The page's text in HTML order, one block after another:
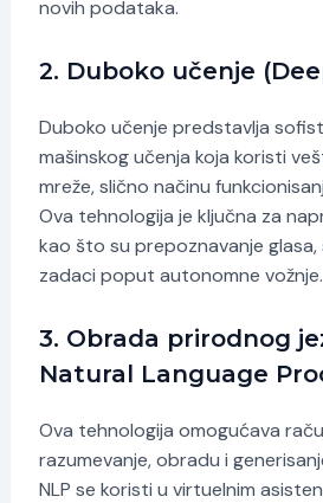
novih podataka.
2. Duboko učenje
Duboko učenje predstavlja
mašinskog učenja koja koristi
mreže, slično načinu
Ova tehnologija je ključna za
kao što su prepoznavanje glasa,
zadaci poput autonomne vožnje.
3. Obrada prirodnog
Natural Language
Ova tehnologija omogućava
razumevanje, obradu i
NLP se koristi u virtuelnim